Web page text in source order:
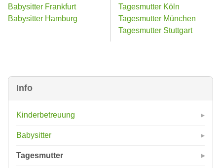
Info
Kinderbetreuung
Babysitter
Tagesmutter
Babysitter Frankfurt
Babysitter Hamburg
Tagesmutter Köln
Tagesmutter München
Tagesmutter Stuttgart